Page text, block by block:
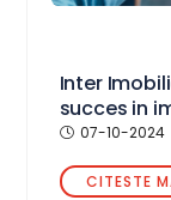
Inter
succes in
07-10-2024
CITESTE